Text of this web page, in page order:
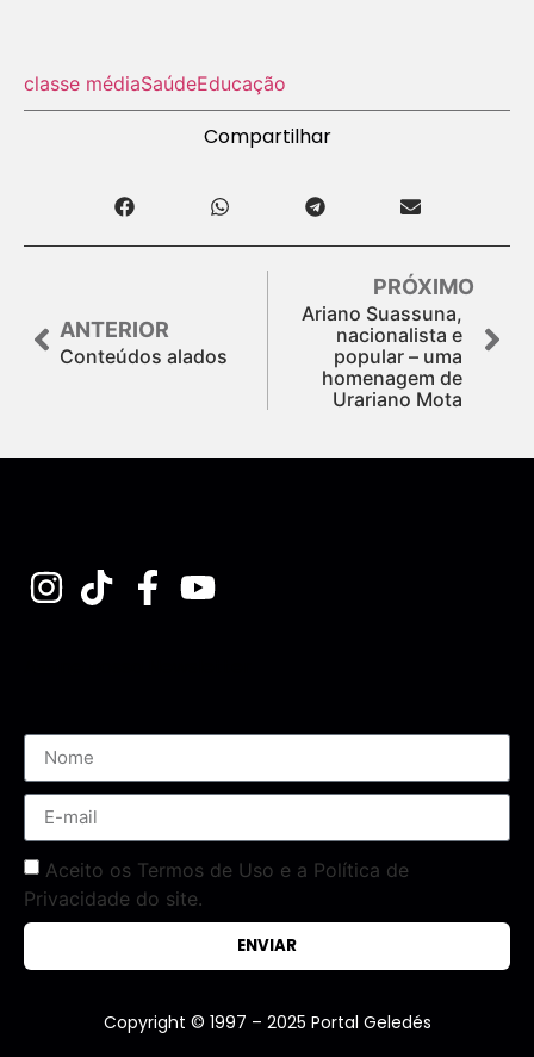
classe médiaSaúdeEducação
Compartilhar
ANTERIOR
Conteúdos alados
PRÓXIMO
Ariano Suassuna,
nacionalista e
popular – uma
homenagem de
Urariano Mota
Aceito os Termos de Uso e a Política de
Privacidade do site.
ENVIAR
Copyright © 1997 – 2025 Portal Geledés